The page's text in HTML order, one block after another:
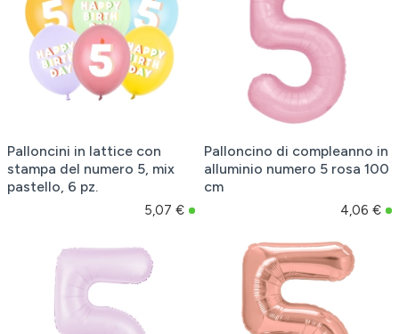
Palloncini in lattice con
stampa del numero 5, mix
pastello, 6 pz.
5,07 €
Palloncino di compleanno in
alluminio numero 5 rosa 100
cm
4,06 €